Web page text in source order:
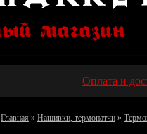
Оплата и
Главная » Нашивки, термопатчи »